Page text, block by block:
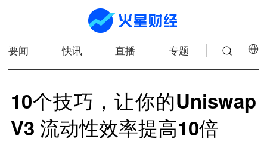
要闻 快讯 直播 专题
10个技巧，让你的Uniswap
V3 流动性效率提高10倍